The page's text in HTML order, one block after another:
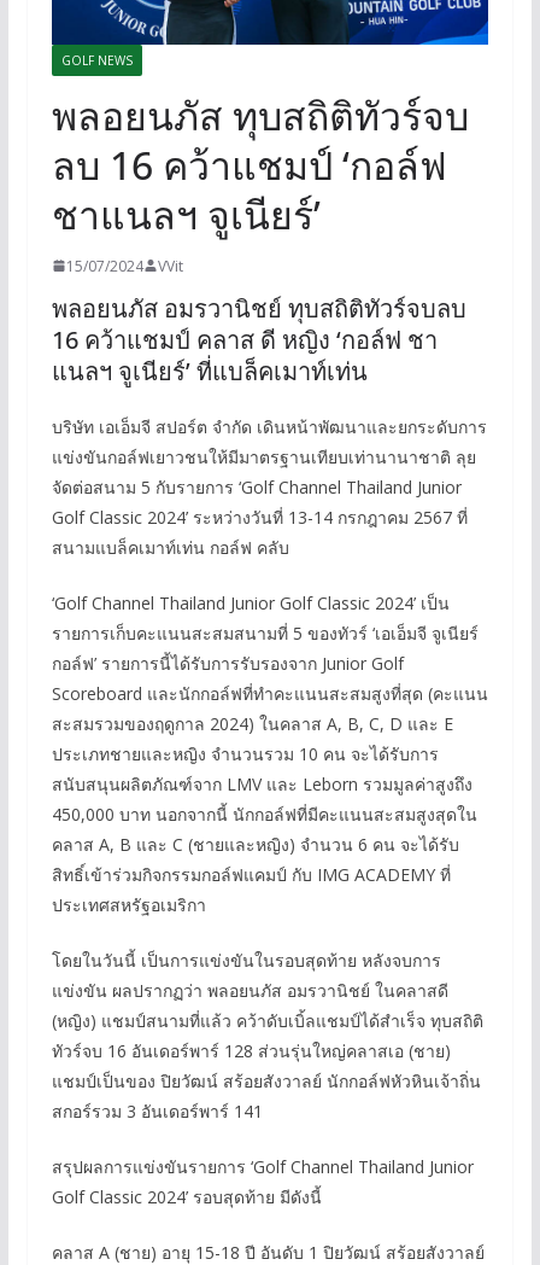
GOLF NEWS
พลอยนภัส ทุบสถิติทัวร์จบ
ลบ 16 คว้าแชมป์ ‘กอล์ฟ
ชาแนลฯ จูเนียร์’
15/07/2024 VVit
พลอยนภัส อมรวานิชย์ ทุบสถิติทัวร์จบลบ
16 คว้าแชมป์ คลาส ดี หญิง ‘กอล์ฟ ชา
แนลฯ จูเนียร์’ ที่แบล็คเมาท์เท่น
บริษัท เอเอ็มจี สปอร์ต จำกัด เดินหน้าพัฒนาและยกระดับการ
แข่งขันกอล์ฟเยาวชนให้มีมาตรฐานเทียบเท่านานาชาติ ลุย
จัดต่อสนาม 5 กับรายการ ‘Golf Channel Thailand Junior
Golf Classic 2024’ ระหว่างวันที่ 13-14 กรกฎาคม 2567 ที่
สนามแบล็คเมาท์เท่น กอล์ฟ คลับ
‘Golf Channel Thailand Junior Golf Classic 2024’ เป็น
รายการเก็บคะแนนสะสมสนามที่ 5 ของทัวร์ ‘เอเอ็มจี จูเนียร์
กอล์ฟ’ รายการนี้ได้รับการรับรองจาก Junior Golf
Scoreboard และนักกอล์ฟที่ทำคะแนนสะสมสูงที่สุด (คะแนน
สะสมรวมของฤดูกาล 2024) ในคลาส A, B, C, D และ E
ประเภทชายและหญิง จำนวนรวม 10 คน จะได้รับการ
สนับสนุนผลิตภัณฑ์จาก LMV และ Leborn รวมมูลค่าสูงถึง
450,000 บาท นอกจากนี้ นักกอล์ฟที่มีคะแนนสะสมสูงสุดใน
คลาส A, B และ C (ชายและหญิง) จำนวน 6 คน จะได้รับ
สิทธิ์เข้าร่วมกิจกรรมกอล์ฟแคมป์ กับ IMG ACADEMY ที่
ประเทศสหรัฐอเมริกา
โดยในวันนี้ เป็นการแข่งขันในรอบสุดท้าย หลังจบการ
แข่งขัน ผลปรากฏว่า พลอยนภัส อมรวานิชย์ ในคลาสดี
(หญิง) แชมป์สนามที่แล้ว คว้าดับเบิ้ลแชมป์ได้สำเร็จ ทุบสถิติ
ทัวร์จบ 16 อันเดอร์พาร์ 128 ส่วนรุ่นใหญ่คลาสเอ (ชาย)
แชมป์เป็นของ ปิยวัฒน์ สร้อยสังวาลย์ นักกอล์ฟหัวหินเจ้าถิ่น
สกอร์รวม 3 อันเดอร์พาร์ 141
สรุปผลการแข่งขันรายการ ‘Golf Channel Thailand Junior
Golf Classic 2024’ รอบสุดท้าย มีดังนี้
คลาส A (ชาย) อายุ 15-18 ปี อันดับ 1 ปิยวัฒน์ สร้อยสังวาลย์